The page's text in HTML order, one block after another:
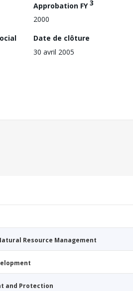
Approbation FY3
2000
Date de clôture
30 avril 2005
Resource Management
and Protection